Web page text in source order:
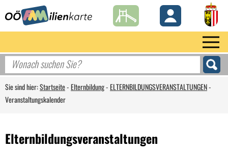
Sie sind hier:Startseite-Elternbildung-ELTERNBILDUNGSVERANSTALTUNGEN-
Veranstaltungskalender
Elternbildungsveranstaltungen